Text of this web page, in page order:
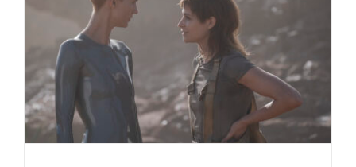
Premijera druge sezone serije „Vučje vaspitanje“ 3.
februara
Život i zabava